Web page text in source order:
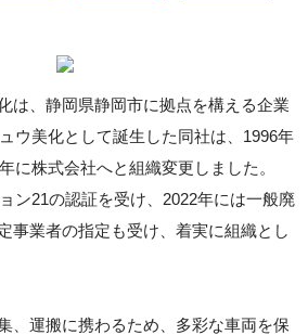
は、静岡県静岡市に拠点を構える企業
ウ美化として誕生した同社は、1996年
に株式会社へと組織変更しました。
ン21の認証を受け、2022年には一般廃
事業者の指定も受け、着実に組織とし
、運搬に携わるため、多彩な車両を保